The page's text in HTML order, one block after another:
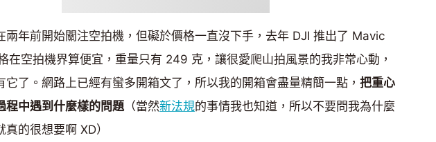
兩年前開始關注空拍機，但礙於價格一直沒下手，去年 DJI 推出了 Mavic
在空拍機界算便宜，重量只有 249 克，讓很愛爬山拍風景的我非常心動，
它了。網路上已經有蠻多開箱文了，所以我的開箱會盡量精簡一點， 把重心
程中遇到什麼樣的問題 （當然新法規的事情我也知道，所以不要問我為什麼
的很想要啊 XD）